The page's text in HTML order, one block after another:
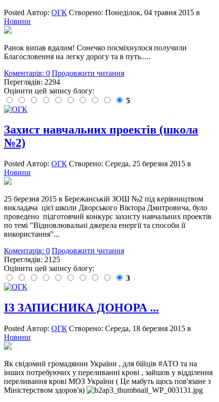
Posted Автор: ОГК Створено: Понеділок, 04 травня 2015 в
Новини
Ранок випав вдалим! Сонечко посміхнулося получили
Благословення на легку дорогу та в путь.....
Коментарів: 0 Продовжити читання
Переглядів: 2294
Оцінити цей запису блогу:
5
Захист навчальних проектів (школа
№2)
Posted Автор: ОГК Створено: Середа, 25 березня 2015 в
Новини
25 березня 2015 в Бережанській ЗОШ №2 під керівництвом
викладача цієї школи Дворського Віктора Дмитровича, було
проведено підготовчий конкурс захисту навчальних проектів
по темі "Відновлювальні джерела енергії та способи її
використання"...
Коментарів: 0 Продовжити читання
Переглядів: 2125
Оцінити цей запису блогу:
3
ІЗ ЗАПИСНИКА ДОНОРА ...
Posted Автор: ОГК Створено: Середа, 18 березня 2015 в
Новини
Як свідомий громадянин України , для бійців #АТО та на
інших потребуючих у переливанні крові , зайшов у відділення
переливання крові МОЗ України ( Це мабуть щось пов'язане з
Міністерством здоров'я)